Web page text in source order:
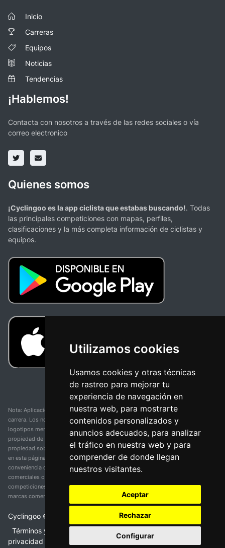
Utilizamos cookies
Usamos cookies y otras técnicas
de rastreo para mejorar tu
experiencia de navegación en
nuestra web, para mostrarte
contenidos personalizados y
anuncios adecuados, para analizar
el tráfico en nuestra web y para
comprender de donde llegan
nuestros visitantes.
Aceptar
Rechazar
Configurar
Inicio
Carreras
Equipos
Noticias
Tendencias
¡Hablemos!
Contacta con nosotros a través de las redes sociales o vía
correo electronico
Quienes somos
¡Cyclingoo es la app ciclista que estabas buscando!. Todas
las principales competiciones con mapas, perfiles,
clasificaciones y la más completa información de ciclistas y
equipos.
Nota: Aplicación y web no oficial y no relacionada con ninguna organización o
carrera. Los nombres de equipos, competiciones, marcas comerciales y
logotipos mencionados en esta página de resultados de ciclismo son
propiedad de sus respectivos dueños. No tenemos afiliación, patrocinio ni
propiedad sobre estas marcas comerciales. Toda la información proporcionada
en esta página se presenta únicamente con fines informativos y para la
conveniencia de nuestros usuarios. Cualquier uso de nombres, marcas
comerciales o logotipos tiene el único propósito de identificar equipos y
competiciones y no implica asociación o respaldo. Todos los derechos de las
marcas comerciales mencionadas aquí pertenecen a sus propietarios legítimos.
Cyclingoo ©
Términos y condiciones del servicio
privacidad
Política de cookies • Cambiar opciones de